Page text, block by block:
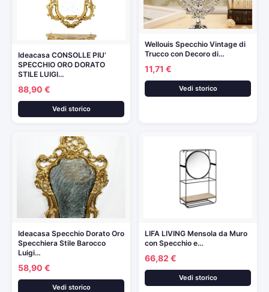
Ideacasa CONSOLLE PIU’
SPECCHIO ORO DORATO
STILE LUIGI…
88,90 €
Vedi storico
Wellouis Specchio Vintage di
Trucco con Decoro di…
11,71 €
Vedi storico
Ideacasa Specchio Dorato Oro
Specchiera Stile Barocco
Luigi…
58,90 €
Vedi storico
LIFA LIVING Mensola da Muro
con Specchio e…
66,82 €
Vedi storico